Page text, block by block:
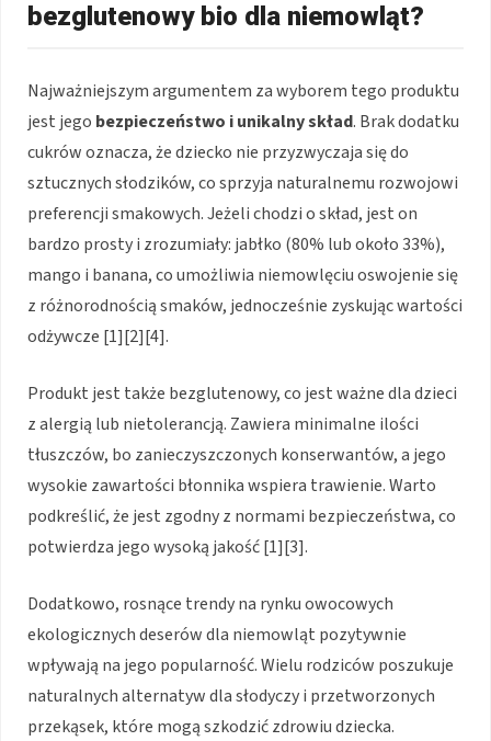
bezglutenowy bio dla niemowląt?
Najważniejszym argumentem za wyborem tego produktu
jest jego bezpieczeństwo i unikalny skład. Brak dodatku
cukrów oznacza, że dziecko nie przyzwyczaja się do
sztucznych słodzików, co sprzyja naturalnemu rozwojowi
preferencji smakowych. Jeżeli chodzi o skład, jest on
bardzo prosty i zrozumiały: jabłko (80% lub około 33%),
mango i banana, co umożliwia niemowlęciu oswojenie się
z różnorodnością smaków, jednocześnie zyskując wartości
odżywcze [1][2][4].
Produkt jest także bezglutenowy, co jest ważne dla dzieci
z alergią lub nietolerancją. Zawiera minimalne ilości
tłuszczów, bo zanieczyszczonych konserwantów, a jego
wysokie zawartości błonnika wspiera trawienie. Warto
podkreślić, że jest zgodny z normami bezpieczeństwa, co
potwierdza jego wysoką jakość [1][3].
Dodatkowo, rosnące trendy na rynku owocowych
ekologicznych deserów dla niemowląt pozytywnie
wpływają na jego popularność. Wielu rodziców poszukuje
naturalnych alternatyw dla słodyczy i przetworzonych
przekąsek, które mogą szkodzić zdrowiu dziecka.